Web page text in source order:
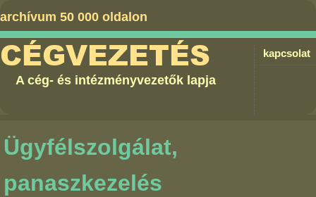
archívum 50 000 oldalon
kapcsolat
CÉGVEZETÉS
A cég- és intézményvezetők lapja
Ügyfélszolgálat,
panaszkezelés